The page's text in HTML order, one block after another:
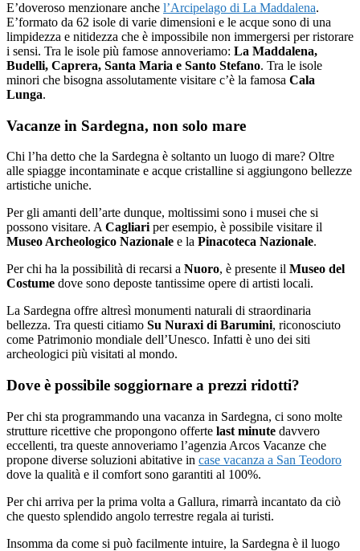
E’doveroso menzionare anche l’Arcipelago di La Maddalena.
E’formato da 62 isole di varie dimensioni e le acque sono di una
limpidezza e nitidezza che è impossibile non immergersi per ristorare
i sensi. Tra le isole più famose annoveriamo: La Maddalena,
Budelli, Caprera, Santa Maria e Santo Stefano. Tra le isole
minori che bisogna assolutamente visitare c’è la famosa Cala
Lunga.
Vacanze in Sardegna, non solo mare
Chi l’ha detto che la Sardegna è soltanto un luogo di mare? Oltre
alle spiagge incontaminate e acque cristalline si aggiungono bellezze
artistiche uniche.
Per gli amanti dell’arte dunque, moltissimi sono i musei che si
possono visitare. ACagliariper esempio, è possibile visitare il
Museo Archeologico Nazionale e la Pinacoteca Nazionale.
Per chi ha la possibilità di recarsi a Nuoro, è presente il Museo del
Costume dove sono deposte tantissime opere di artisti locali.
La Sardegna offre altresì monumenti naturali di straordinaria
bellezza. Tra questi citiamo Su Nuraxi di Barumini, riconosciuto
come Patrimonio mondiale dell’Unesco. Infatti è uno dei siti
archeologici più visitati al mondo.
Dove è possibile soggiornare a prezzi ridotti?
Per chi sta programmando una vacanza in Sardegna, ci sono molte
strutture ricettive che propongono offerte last minute davvero
eccellenti, tra queste annoveriamo l’agenzia Arcos Vacanze che
propone diverse soluzioni abitative in case vacanza a San Teodoro
dove la qualità e il comfort sono garantiti al 100%.
Per chi arriva per la prima volta a Gallura, rimarrà incantato da ciò
che questo splendido angolo terrestre regala ai turisti.
Insomma da come si può facilmente intuire, la Sardegna è il luogo